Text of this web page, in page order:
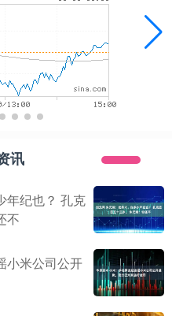
讯
年纪也？ 孔克
不
小米公司公开